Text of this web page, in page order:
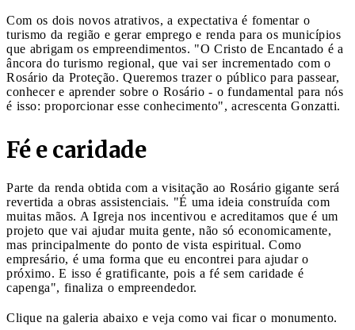
Com os dois novos atrativos, a expectativa é fomentar o
turismo da região e gerar emprego e renda para os municípios
que abrigam os empreendimentos. "O Cristo de Encantado é a
âncora do turismo regional, que vai ser incrementado com o
Rosário da Proteção. Queremos trazer o público para passear,
conhecer e aprender sobre o Rosário - o fundamental para nós
é isso: proporcionar esse conhecimento", acrescenta Gonzatti.
Fé e caridade
Parte da renda obtida com a visitação ao Rosário gigante será
revertida a obras assistenciais. "É uma ideia construída com
muitas mãos. A Igreja nos incentivou e acreditamos que é um
projeto que vai ajudar muita gente, não só economicamente,
mas principalmente do ponto de vista espiritual. Como
empresário, é uma forma que eu encontrei para ajudar o
próximo. E isso é gratificante, pois a fé sem caridade é
capenga", finaliza o empreendedor.
Clique na galeria abaixo e veja como vai ficar o monumento.